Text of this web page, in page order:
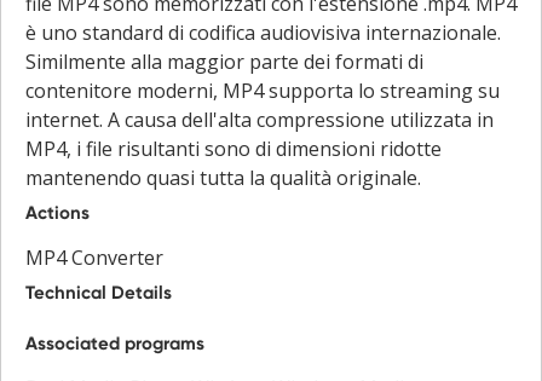
è uno standard di codifica audiovisiva internazionale.
Similmente alla maggior parte dei formati di
contenitore moderni, MP4 supporta lo streaming su
internet. A causa dell'alta compressione utilizzata in
MP4, i file risultanti sono di dimensioni ridotte
mantenendo quasi tutta la qualità originale.
Actions
MP4 Converter
Technical Details
Associated programs